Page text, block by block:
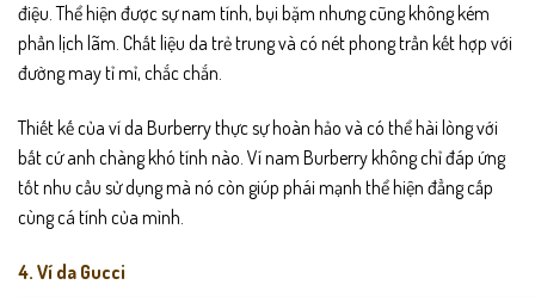
điệu. Thể hiện được sự nam tính, bụi bặm nhưng cũng không kém
phần lịch lãm. Chất liệu da trẻ trung và có nét phong trần kết hợp với
đường may tỉ mỉ, chắc chắn.
Thiết kế của ví da Burberry thực sự hoàn hảo và có thể hài lòng với
bất cứ anh chàng khó tính nào. Ví nam Burberry không chỉ đáp ứng
tốt nhu cầu sử dụng mà nó còn giúp phái mạnh thể hiện đẳng cấp
cùng cá tính của mình.
4. Ví da Gucci